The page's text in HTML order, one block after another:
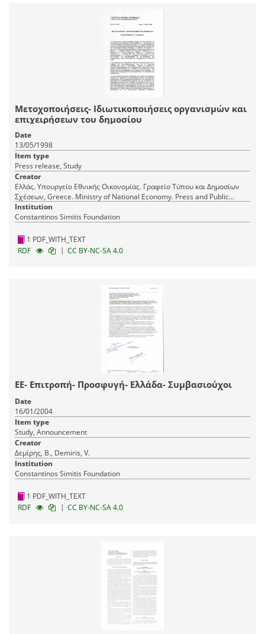
Μετοχοποιήσεις- Ιδιωτικοποιήσεις οργανισμών και
επιχειρήσεων του δημοσίου
Date
13/05/1998
Item type
Press release, Study
Creator
Ελλάς. Υπουργείο Εθνικής Οικονομίας. Γραφείο Τύπου και Δημοσίων
Σχέσεων, Greece. Ministry of National Economy. Press and Public
Relations Office
Institution
Constantinos Simitis Foundation
1 PDF_WITH_TEXT
RDF
| CC BY-NC-SA 4.0
ΕΕ- Επιτροπή- Προσφυγή- Ελλάδα- Συμβασιούχοι
Date
16/01/2004
Item type
Study, Announcement
Creator
Δεμίρης, Β., Demiris, V.
Institution
Constantinos Simitis Foundation
1 PDF_WITH_TEXT
RDF
| CC BY-NC-SA 4.0